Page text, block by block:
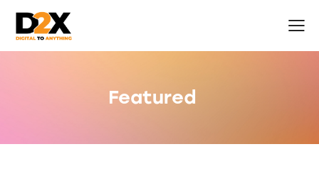
Featured